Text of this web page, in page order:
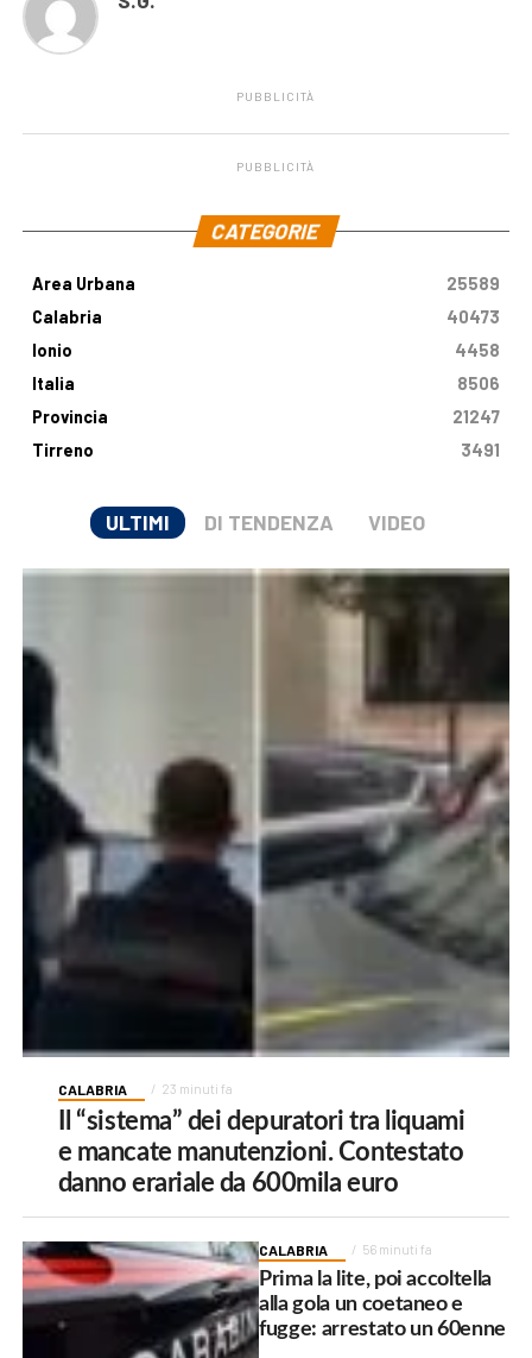
PUBBLICITÀ
PUBBLICITÀ
CATEGORIE
Area Urbana
25589
Calabria
40473
Ionio
4458
Italia
8506
Provincia
21247
Tirreno
3491
ULTIMI DI TENDENZA VIDEO
CALABRIA 23 minuti fa
Il “sistema” dei depuratori tra liquami
e mancate manutenzioni. Contestato
danno erariale da 600mila euro
CALABRIA 56 minuti fa
Prima la lite, poi accoltella
alla gola un coetaneo e
fugge: arrestato un 60enne